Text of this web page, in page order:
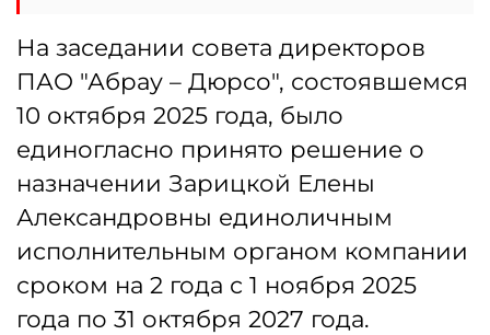
На заседании совета директоров
ПАО "Абрау – Дюрсо", состоявшемся
10 октября 2025 года, было
единогласно принято решение о
назначении Зарицкой Елены
Александровны единоличным
исполнительным органом компании
сроком на 2 года с 1 ноября 2025
года по 31 октября 2027 года.